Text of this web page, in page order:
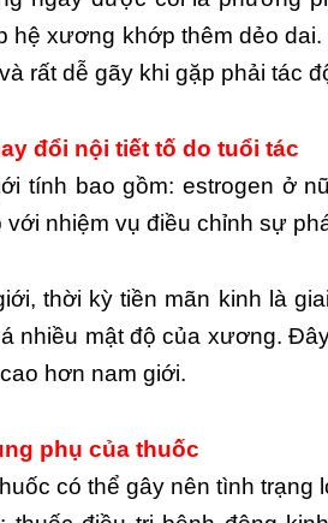
hệ xương khớp thêm dẻo
rất dễ gãy khi gặp phải tác
đổi nội tiết tố do tuổi tác
tính bao gồm: estrogen ở
nhiệm vụ điều chỉnh sự
thời kỳ tiền mãn kinh là
nhiều mật độ của xương.
hơn nam giới.
phụ của thuốc
có thể gây nên tình